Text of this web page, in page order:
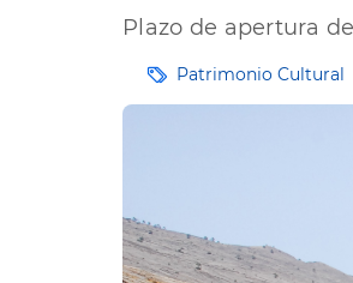
Plazo de apertura
EtiquetasPatrimonio Cultural